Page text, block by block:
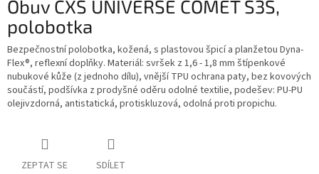
Obuv CXS UNIVERSE COMET S3S,
polobotka
Bezpečnostní polobotka, kožená, s plastovou špicí a planžetou Dyna-
Flex®, reflexní doplňky. Materiál: svršek z 1,6 - 1,8 mm štípenkové
nubukové kůže (z jednoho dílu), vnější TPU ochrana paty, bez kovových
součástí, podšívka z prodyšné oděru odolné textilie, podešev: PU-PU
olejivzdorná, antistatická, protiskluzová, odolná proti propichu.
ZEPTAT SE SDÍLET